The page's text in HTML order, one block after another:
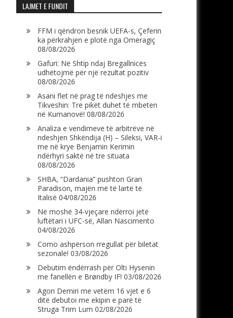
LAJMET E FUNDIT
FFM i qëndron besnik UEFA-s, Çeferin
ka përkrahjen e plotë nga Omeragiç
08/08/2026
Gafuri: Në Shtip ndaj Bregallnicës
udhëtojmë për një rezultat pozitiv
08/08/2026
Asani flet në prag të ndeshjes me
Tikveshin: Tre pikët duhet të mbeten
në Kumanovë! 08/08/2026
Analiza e vendimeve të arbitrëve në
ndeshjen Shkëndija (H) – Sileksi, VAR-i
me në krye Benjamin Kerimin
ndërhyri saktë në tre situata
08/08/2026
SHBA, “Dardania” pushton Gran
Paradison, majën më të lartë të
Italisë 04/08/2026
Në moshë 34-vjeçare ndërroi jetë
luftëtari i UFC-së, Allan Nascimento
04/08/2026
Como ashpërson rregullat për biletat
sezonale! 03/08/2026
Debutim ëndërrash për Olti Hysenin
me fanellën e Brøndby IF! 03/08/2026
Agon Demiri me vetëm 16 vjet e 6
ditë debutoi me ekipin e parë të
Struga Trim Lum 02/08/2026